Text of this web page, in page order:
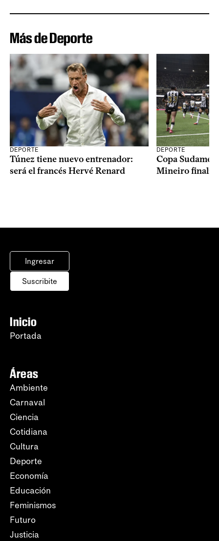
Más de Deporte
DEPORTE
Túnez tiene nuevo entrenador:
será el francés Hervé Renard
DEPORTE
Copa
Mineiro
Ingresar
Suscribite
Inicio
Portada
Áreas
Ambiente
Carnaval
Ciencia
Cotidiana
Cultura
Deporte
Economía
Educación
Feminismos
Futuro
Justicia